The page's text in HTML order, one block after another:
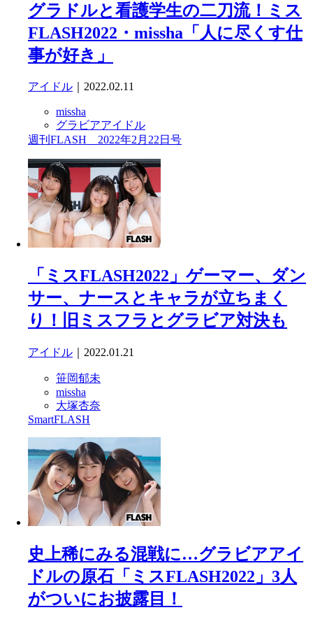
グラドルと看護学生の二刀流！ミス
FLASH2022・missha「人に尽くす仕
事が好き」
アイドル ｜2022.02.11
missha
グラビアアイドル
週刊FLASH 2022年2月22日号
「ミスFLASH2022」ゲーマー、ダン
サー、ナースとキャラが立ちまく
り！旧ミスフラとグラビア対決も
アイドル ｜2022.01.21
笹岡郁未
missha
大塚杏奈
SmartFLASH
史上稀にみる混戦に…グラビアアイ
ドルの原石「ミスFLASH2022」3人
がついにお披露目！